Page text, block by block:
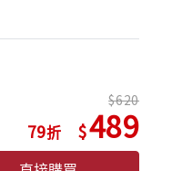
79
620
489